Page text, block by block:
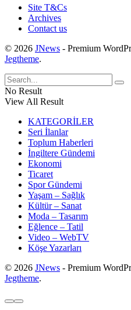
Site T&Cs
Archives
Contact us
© 2026 JNews - Premium
Jegtheme.
No Result
View All Result
KATEGORİLER
Seri İlanlar
Toplum Haberleri
İngiltere Gündemi
Ekonomi
Ticaret
Spor Gündemi
Yaşam – Sağlık
Kültür – Sanat
Moda – Tasarım
Eğlence – Tatil
Video – WebTV
Köşe Yazarları
© 2026 JNews - Premium
Jegtheme.